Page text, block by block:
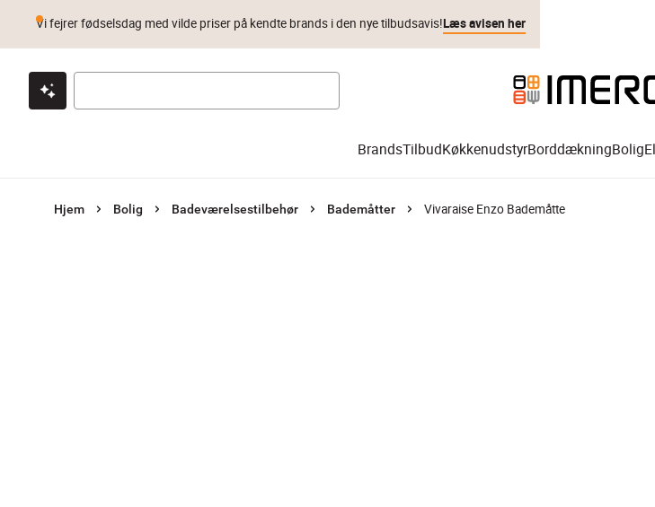
Klik & hent Byt i 1 år Prismatch
Vi fejrer fødselsdag med vilde priser på kendte brands i den nye tilbudsavis!Læs avisen her
BrandsTilbudKøkkenudstyrBorddækningBoligEl
Hjem Bolig Badeværelsestilbehør Bademåtter Vivaraise Enzo Bademåtte